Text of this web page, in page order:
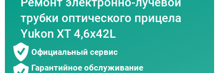
трубки оптического прицела
Yukon XT 4,6x42L
Официальный сервис
Гарантийное обслуживание